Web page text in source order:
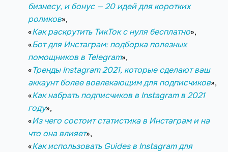
бизнесу, и бонус — 20 идей для коротких
роликов»,
«Как раскрутить ТикТок с нуля бесплатно»,
«Бот для Инстаграм: подборка полезных
помощников в Telegram»,
«Тренды Instagram 2021, которые сделают ваш
аккаунт более вовлекающим для подписчиков»,
«Как набрать подписчиков в Instagram в 2021
году»,
«Из чего состоит статистика в Инстаграм и на
что она влияет»,
«Как использовать Guides в Instagram для